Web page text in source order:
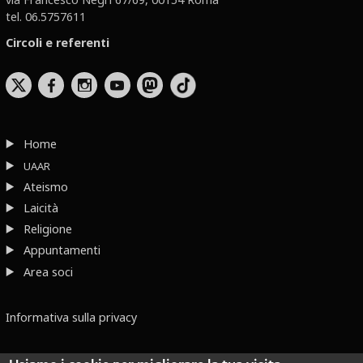
tel. 06.5757611
Circoli e referenti
b x r
Home
UAAR
Ateismo
Laicità
Religione
Appuntamenti
Area soci
Informativa sulla privacy